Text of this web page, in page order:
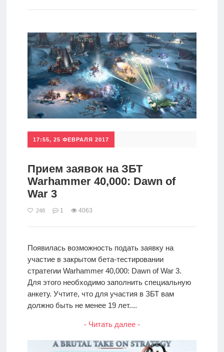
Мобильное
Культовые
игры
17:55, 25 ФЕВРАЛЯ 2017
Прием заявок на ЗБТ
Warhammer 40,000: Dawn of
War 3
248 1 4063
Появилась возможность подать заявку на
участие в закрытом бета-тестировании
стратегии Warhammer 40,000: Dawn of War 3.
Для этого необходимо заполнить специальную
анкету. Учтите, что для участия в ЗБТ вам
должно быть не менее 19 лет....
- Читать далее -